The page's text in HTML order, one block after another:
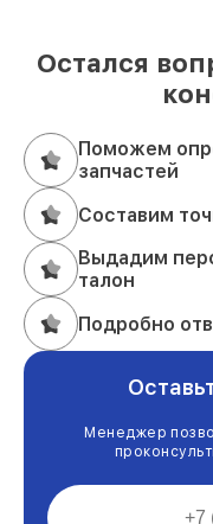
Остался
Поможем
запчастей
Составим
Выдадим
талон
Подробно
Менеджер